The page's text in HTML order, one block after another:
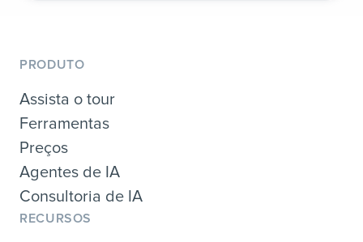
PRODUTO
Assista o tour
Ferramentas
Preços
Agentes de IA
Consultoria de IA
RECURSOS